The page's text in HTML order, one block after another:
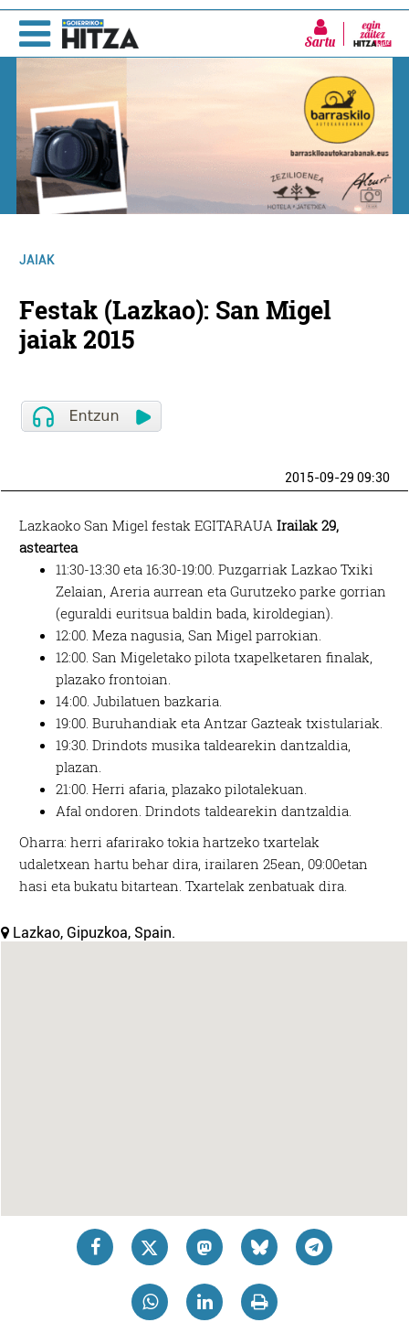
Sartu
JAIAK
Festak (Lazkao): San Migel
jaiak 2015
2015-09-29 09:30
Lazkaoko San Migel festak EGITARAUAIrailak 29,
asteartea
11:30-13:30 eta 16:30-19:00. Puzgarriak Lazkao Txiki
Zelaian, Areria aurrean eta Gurutzeko parke gorrian
(eguraldi euritsua baldin bada, kiroldegian).
12:00. Meza nagusia, San Migel parrokian.
12:00. San Migeletako pilota txapelketaren finalak,
plazako frontoian.
14:00. Jubilatuen bazkaria.
19:00. Buruhandiak eta Antzar Gazteak txistulariak.
19:30. Drindots musika taldearekin dantzaldia,
plazan.
21:00. Herri afaria, plazako pilotalekuan.
Afal ondoren. Drindots taldearekin dantzaldia.
Oharra: herri afarirako tokia hartzeko txartelak
udaletxean hartu behar dira, irailaren 25ean, 09:00etan
hasi eta bukatu bitartean. Txartelak zenbatuak dira.
Lazkao, Gipuzkoa, Spain.